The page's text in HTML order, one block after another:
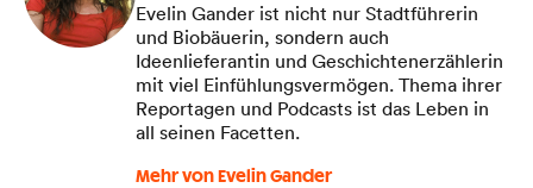
Evelin Gander ist nicht nur Stadtführerin
und Biobäuerin, sondern auch
Ideenlieferantin und Geschichtenerzählerin
mit viel Einfühlungsvermögen. Thema ihrer
Reportagen und Podcasts ist das Leben in
all seinen Facetten.
Mehr von Evelin Gander